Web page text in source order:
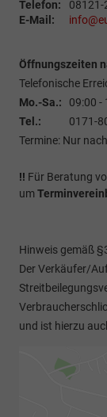
Telefon:
08121-
E-Mail:
Öffnungszeiten
Telefonische
Mo.-Sa.:
09:00 -
Tel.:
0171-
Termine: Nur
!! Für Beratung
um
Hinweis gemäß
Der Verkäufer/
und ist hierzu